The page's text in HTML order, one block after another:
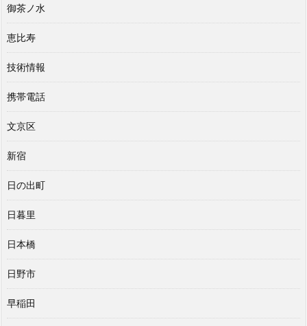
御茶ノ水
恵比寿
技術情報
携帯電話
文京区
新宿
日の出町
日暮里
日本橋
日野市
早稲田